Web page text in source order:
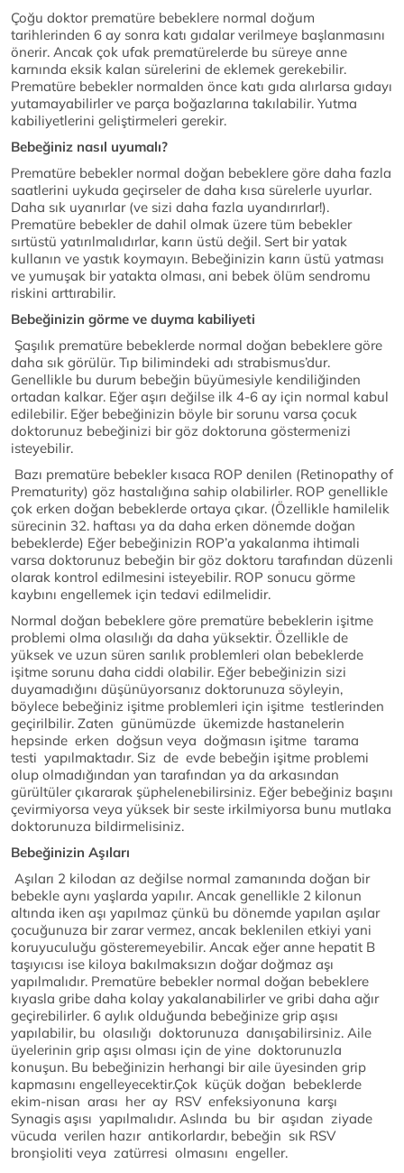
Çoğu doktor prematüre bebeklere normal doğum
tarihlerinden 6 ay sonra katı gıdalar verilmeye başlanmasını
önerir. Ancak çok ufak prematürelerde bu süreye anne
karnında eksik kalan sürelerini de eklemek gerekebilir.
Prematüre bebekler normalden önce katı gıda alırlarsa gıdayı
yutamayabilirler ve parça boğazlarına takılabilir. Yutma
kabiliyetlerini geliştirmeleri gerekir.
Bebeğiniz nasıl uyumalı?
Prematüre bebekler normal doğan bebeklere göre daha fazla
saatlerini uykuda geçirseler de daha kısa sürelerle uyurlar.
Daha sık uyanırlar (ve sizi daha fazla uyandırırlar!).
Prematüre bebekler de dahil olmak üzere tüm bebekler
sırtüstü yatırılmalıdırlar, karın üstü değil. Sert bir yatak
kullanın ve yastık koymayın. Bebeğinizin karın üstü yatması
ve yumuşak bir yatakta olması, ani bebek ölüm sendromu
riskini arttırabilir.
Bebeğinizin görme ve duyma kabiliyeti
Şaşılık prematüre bebeklerde normal doğan bebeklere göre
daha sık görülür. Tıp bilimindeki adı strabismus’dur.
Genellikle bu durum bebeğin büyümesiyle kendiliğinden
ortadan kalkar. Eğer aşırı değilse ilk 4-6 ay için normal kabul
edilebilir. Eğer bebeğinizin böyle bir sorunu varsa çocuk
doktorunuz bebeğinizi bir göz doktoruna göstermenizi
isteyebilir.
Bazı prematüre bebekler kısaca ROP denilen (Retinopathy of
Prematurity) göz hastalığına sahip olabilirler. ROP genellikle
çok erken doğan bebeklerde ortaya çıkar. (Özellikle hamilelik
sürecinin 32. haftası ya da daha erken dönemde doğan
bebeklerde) Eğer bebeğinizin ROP’a yakalanma ihtimali
varsa doktorunuz bebeğin bir göz doktoru tarafından düzenli
olarak kontrol edilmesini isteyebilir. ROP sonucu görme
kaybını engellemek için tedavi edilmelidir.
Normal doğan bebeklere göre prematüre bebeklerin işitme
problemi olma olasılığı da daha yüksektir. Özellikle de
yüksek ve uzun süren sarılık problemleri olan bebeklerde
işitme sorunu daha ciddi olabilir. Eğer bebeğinizin sizi
duyamadığını düşünüyorsanız doktorunuza söyleyin,
böylece bebeğiniz işitme problemleri için işitme testlerinden
geçirilbilir. Zaten günümüzde ükemizde hastanelerin
hepsinde erken doğsun veya doğmasın işitme tarama
testi yapılmaktadır. Siz de evde bebeğin işitme problemi
olup olmadığından yan tarafından ya da arkasından
gürültüler çıkararak şüphelenebilirsiniz. Eğer bebeğiniz başını
çevirmiyorsa veya yüksek bir seste irkilmiyorsa bunu mutlaka
doktorunuza bildirmelisiniz.
Bebeğinizin Aşıları
Aşıları 2 kilodan az değilse normal zamanında doğan bir
bebekle aynı yaşlarda yapılır. Ancak genellikle 2 kilonun
altında iken aşı yapılmaz çünkü bu dönemde yapılan aşılar
çocuğunuza bir zarar vermez, ancak beklenilen etkiyi yani
koruyuculuğu gösteremeyebilir. Ancak eğer anne hepatit B
taşıyıcısı ise kiloya bakılmaksızın doğar doğmaz aşı
yapılmalıdır. Prematüre bebekler normal doğan bebeklere
kıyasla gribe daha kolay yakalanabilirler ve gribi daha ağır
geçirebilirler. 6 aylık olduğunda bebeğinize grip aşısı
yapılabilir, bu olasılığı doktorunuza danışabilirsiniz. Aile
üyelerinin grip aşısı olması için de yine doktorunuzla
konuşun. Bu bebeğinizin herhangi bir aile üyesinden grip
kapmasını engelleyecektir.Çok küçük doğan bebeklerde
ekim-nisan arası her ay RSV enfeksiyonuna karşı
Synagis aşısı yapılmalıdır. Aslında bu bir aşıdan ziyade
vücuda verilen hazır antikorlardır, bebeğin sık RSV
bronşioliti veya zatürresi olmasını engeller.